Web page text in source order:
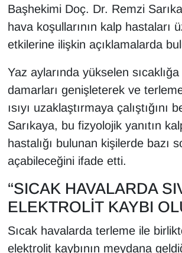
Başhekimi Doç. Dr. Remzi
hava koşullarının kalp hastaları
etkilerine ilişkin açıklamalarda
Yaz aylarında yükselen
damarları genişleterek ve
ısıyı uzaklaştırmaya çalıştığını
Sarıkaya, bu fizyolojik yanıtın
hastalığı bulunan kişilerde bazı
açabileceğini ifade etti.
“SICAK HAVALARDA
ELEKTROLİT KAYBI
Sıcak havalarda terleme ile
elektrolit kaybının meydana
Kamu Alımları
Kültür & Sanat
KURDÎ
MAGAZİN
MEDYA
ONE EKONOMİ
POLİTİKA